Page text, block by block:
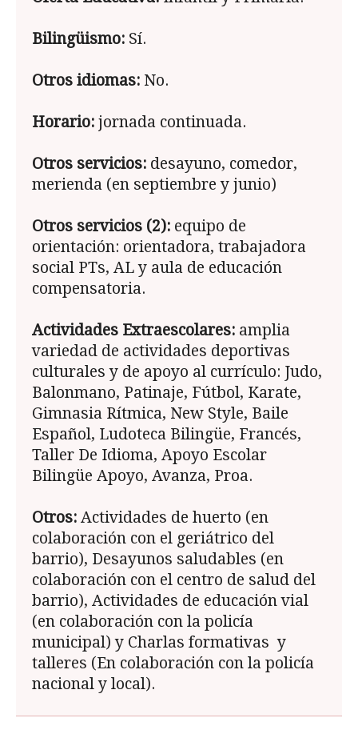
Bilingüismo: Sí.
Otros idiomas: No.
Horario: jornada continuada.
Otros servicios: desayuno, comedor,
merienda (en septiembre y junio)
Otros servicios (2): equipo de
orientación: orientadora, trabajadora
social PTs, AL y aula de educación
compensatoria.
Actividades Extraescolares: amplia
variedad de actividades deportivas
culturales y de apoyo al currículo: Judo,
Balonmano, Patinaje, Fútbol, Karate,
Gimnasia Rítmica, New Style, Baile
Español, Ludoteca Bilingüe, Francés,
Taller De Idioma, Apoyo Escolar
Bilingüe Apoyo, Avanza, Proa.
Otros: Actividades de huerto (en
colaboración con el geriátrico del
barrio), Desayunos saludables (en
colaboración con el centro de salud del
barrio), Actividades de educación vial
(en colaboración con la policía
municipal) y Charlas formativas y
talleres (En colaboración con la policía
nacional y local).